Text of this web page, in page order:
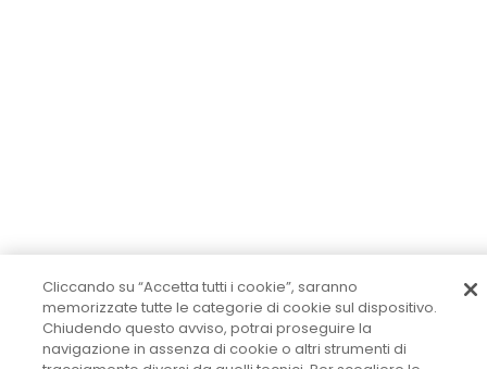
Cliccando su “Accetta tutti i cookie”, saranno
memorizzate tutte le categorie di cookie sul dispositivo.
Chiudendo questo avviso, potrai proseguire la
navigazione in assenza di cookie o altri strumenti di